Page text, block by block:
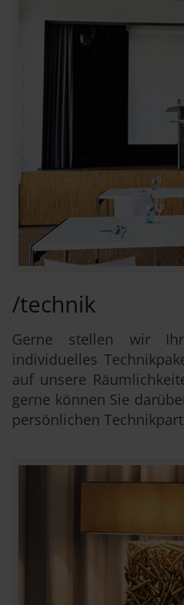
/technik
Gerne stellen wir
individuelles
auf unsere
gerne können Sie
persönlichen